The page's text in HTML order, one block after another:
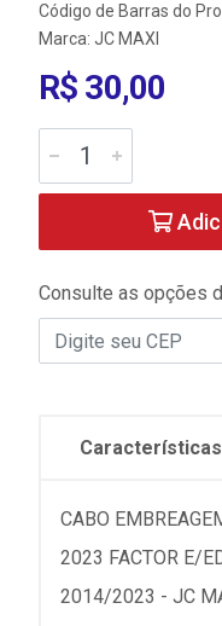
Código de Barras do
Marca: JC MAXI
R$ 30,00
Consulte as opções
Características
CABO
2023 FACTOR E/
2014/2023 - JC